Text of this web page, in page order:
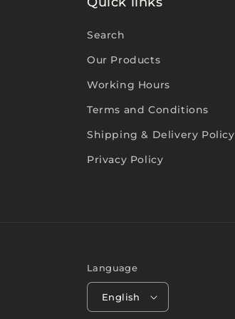
Search
Our Products
Working Hours
Terms and Conditions
Shipping & Delivery Policy
Privacy Policy
Language
English